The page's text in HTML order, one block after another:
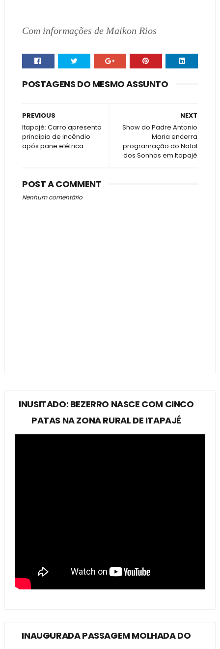
Com informações de Maikon Rios
POSTAGENS DO MESMO ASSUNTO
NEXT
Show do Padre Antonio
Maria encerra
programação do Natal
dos Sonhos em Itapajé
PREVIOUS
Itapajé: Carro apresenta
princípio de incêndio
após pane elétrica
POST A COMMENT
Nenhum comentário
INUSITADO: BEZERRO NASCE COM CINCO
PATAS NA ZONA RURAL DE ITAPAJÉ
INAUGURADA PASSAGEM MOLHADA DO